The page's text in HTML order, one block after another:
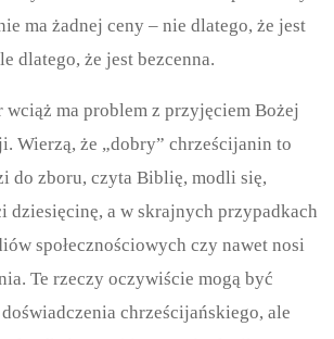
ma żadnej ceny – nie dlatego, że jest
dlatego, że jest bezcenna.
ma problem z przyjęciem Bożej
Wierzą, że „dobry” chrześcijanin to
do zboru, czyta Biblię, modli się,
dziesięcinę, a w skrajnych przypadkach
społecznościowych czy nawet nosi
Te rzeczy oczywiście mogą być
chrześcijańskiego, ale